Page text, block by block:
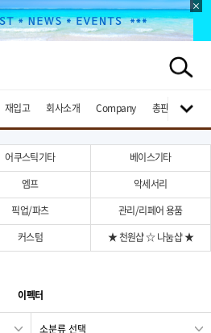
재입고 회사소개 Company 총판브랜드
어쿠스틱기타
베이스기타
엠프
악세서리
픽업/파츠
관리/리페어 용품
커스텀
★ 천원샵 ☆ 나눔샵 ★
이펙터